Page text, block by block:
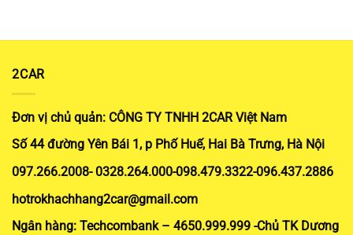
2CAR
Đơn vị chủ quản: CÔNG TY TNHH 2CAR Việt Nam
Số 44 đường Yên Bái 1, p Phố Huế, Hai Bà Trưng, Hà Nội
097.266.2008- 0328.264.000-098.479.3322-096.437.2886
hotrokhachhang2car@gmail.com
Ngân hàng: Techcombank – 4650.999.999 -Chủ TK Dương